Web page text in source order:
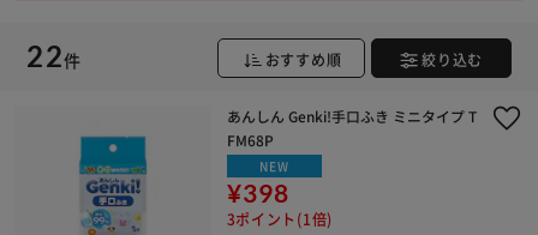
22件 おすすめ順 絞り込む
あんしん Genki!手口ふき ミニタイプ T
FM68P
NEW
¥398
3ポイント(1倍)